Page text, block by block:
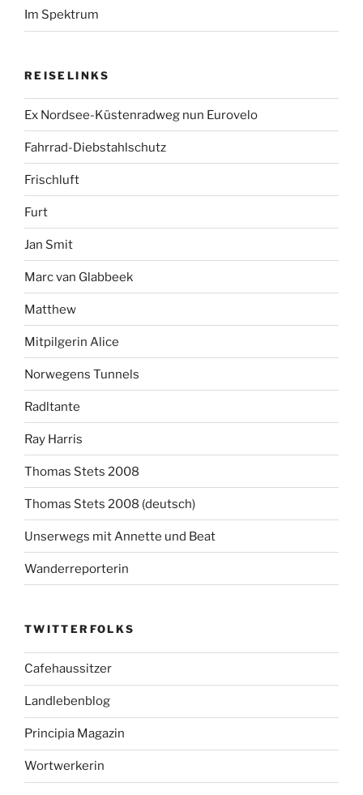
Im Spektrum
REISELINKS
Ex Nordsee-Küstenradweg nun Eurovelo
Fahrrad-Diebstahlschutz
Frischluft
Furt
Jan Smit
Marc van Glabbeek
Matthew
Mitpilgerin Alice
Norwegens Tunnels
Radltante
Ray Harris
Thomas Stets 2008
Thomas Stets 2008 (deutsch)
Unserwegs mit Annette und Beat
Wanderreporterin
TWITTERFOLKS
Cafehaussitzer
Landlebenblog
Principia Magazin
Wortwerkerin